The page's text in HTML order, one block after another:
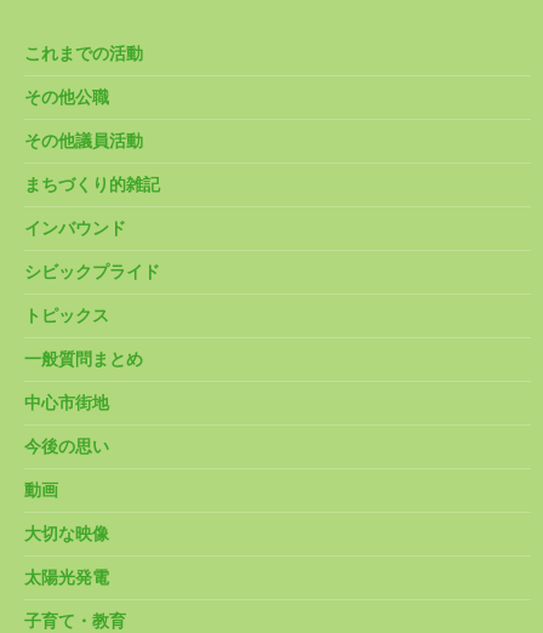
これまでの活動
その他公職
その他議員活動
まちづくり的雑記
インバウンド
シビックプライド
トピックス
一般質問まとめ
中心市街地
今後の思い
動画
大切な映像
太陽光発電
子育て・教育